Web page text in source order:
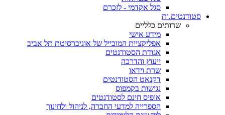
סגל אקדמי - לזכרם
סטודנטים.ות
שרותים כלליים
מידע אישי
אפליקציית המובייל של אוניברסיטת תל אביב
אגודת הסטודנטים
ייעוץ והדרכה
שרת וידאו
דקנאט הסטודנטים
נגישות בקמפוס
אופיס חינם לסטודנטים
הספרייה למדעי החברה, לניהול ולחינוך